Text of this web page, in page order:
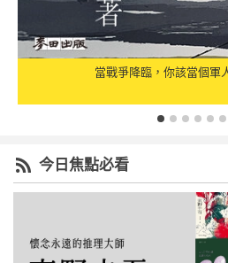
當戰爭降臨，你該當個軍
今日焦點必看